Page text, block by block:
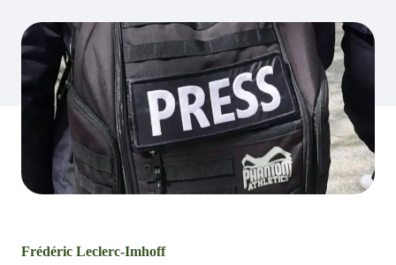
Frédéric Leclerc-Imhoff